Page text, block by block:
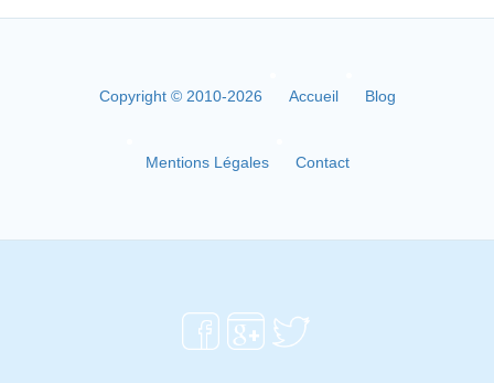
Copyright © 2010-2026 Accueil Blog
Mentions Légales Contact